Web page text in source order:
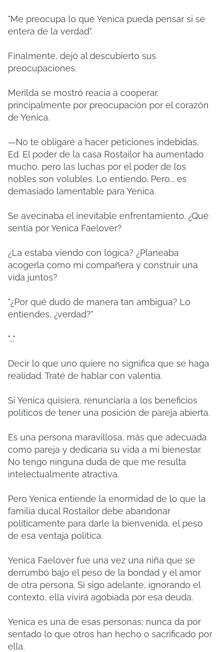
"Me preocupa lo que Yenica pueda pensar si se
entera de la verdad".
Finalmente, dejó al descubierto sus
preocupaciones.
Merilda se mostró reacia a cooperar,
principalmente por preocupación por el corazón
de Yenica.
—No te obligaré a hacer peticiones indebidas,
Ed. El poder de la casa Rostailor ha aumentado
mucho, pero las luchas por el poder de los
nobles son volubles. Lo entiendo. Pero... es
demasiado lamentable para Yenica.
Se avecinaba el inevitable enfrentamiento. ¿Qué
sentía por Yenica Faelover?
¿La estaba viendo con lógica? ¿Planeaba
acogerla como mi compañera y construir una
vida juntos?
"¿Por qué dudo de manera tan ambigua? Lo
entiendes, ¿verdad?"
"..."
Decir lo que uno quiere no significa que se haga
realidad. Traté de hablar con valentía.
Si Yenica quisiera, renunciaría a los beneficios
políticos de tener una posición de pareja abierta.
Es una persona maravillosa, más que adecuada
como pareja y dedicaría su vida a mi bienestar.
No tengo ninguna duda de que me resulta
intelectualmente atractiva.
Pero Yenica entiende la enormidad de lo que la
familia ducal Rostailor debe abandonar
políticamente para darle la bienvenida, el peso
de esa ventaja política.
Yenica Faelover fue una vez una niña que se
derrumbó bajo el peso de la bondad y el amor
de otra persona. Si sigo adelante, ignorando el
contexto, ella vivirá agobiada por esa deuda.
Yenica es una de esas personas; nunca da por
sentado lo que otros han hecho o sacrificado por
ella.